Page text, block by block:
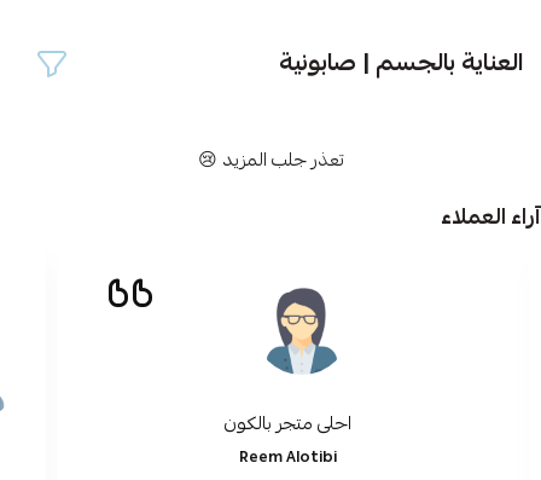
العناية بالجسم | صابونية
تعذر جلب المزيد 😢
آراء العملاء
احلى متجر بالكون
Reem Alotibi